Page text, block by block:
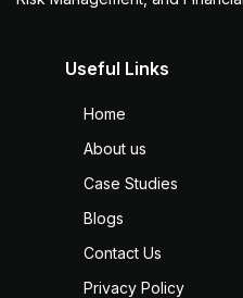
Useful Links
Home
About us
Case Studies
Blogs
Contact Us
Privacy Policy